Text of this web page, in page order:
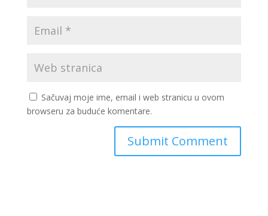
Sačuvaj moje ime, email i web stranicu u ovom
browseru za buduće komentare.